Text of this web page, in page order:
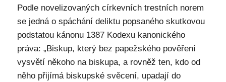
Podle novelizovaných církevních trestních norem
se jedná o spáchání deliktu popsaného skutkovou
podstatou kánonu 1387 Kodexu kanonického
práva: „Biskup, který bez papežského pověření
vysvětí někoho na biskupa, a rovněž ten, kdo od
něho přijímá biskupské svěcení, upadají do